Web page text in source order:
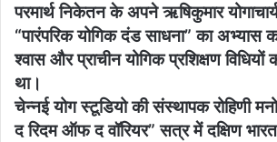
परमार्थ निकेतन के अपने ऋषिकुमार
“पारंपरिक योगिक दंड साधना” का अभ्यास
श्वास और प्राचीन योगिक प्रशिक्षण
था।
चेन्नई योग स्टूडियो की संस्थापक रोहिणी
द रिदम ऑफ द वॉरियर” सत्र में दक्षिण